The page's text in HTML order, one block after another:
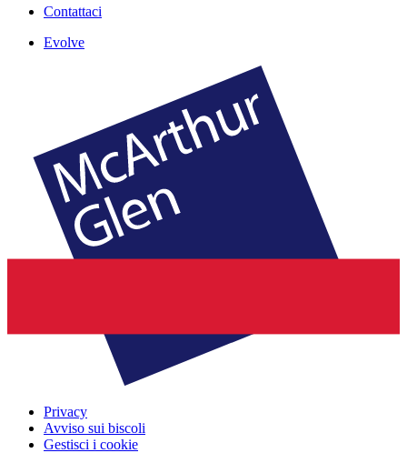
Contattaci
Evolve
Privacy
Avviso sui biscoli
Gestisci i cookie